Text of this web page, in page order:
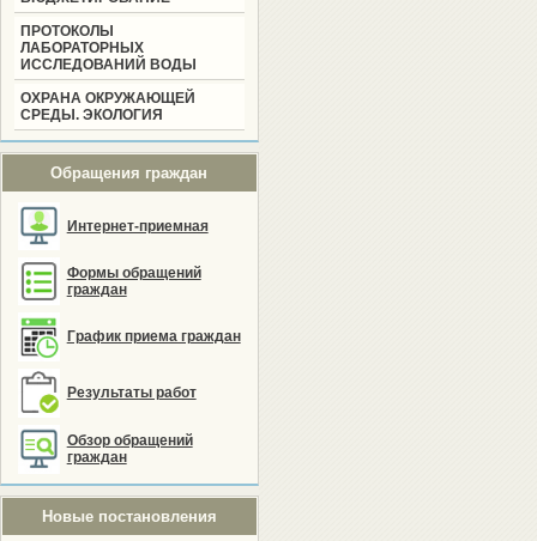
ПРОТОКОЛЫ
ЛАБОРАТОРНЫХ
ИССЛЕДОВАНИЙ ВОДЫ
ОХРАНА ОКРУЖАЮЩЕЙ
СРЕДЫ. ЭКОЛОГИЯ
Обращения граждан
Интернет-приемная
Формы обращений
граждан
График приема граждан
Результаты работ
Обзор обращений
граждан
Новые постановления